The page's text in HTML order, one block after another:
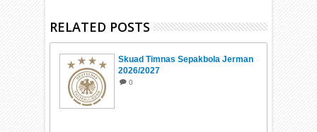
RELATED POSTS
Skuad Timnas Sepakbola Jerman
2026/2027
0